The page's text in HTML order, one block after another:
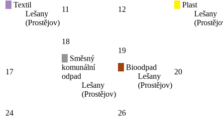
Textil
Lešany
(Prostějov)
11 12
Plast
Lešany
17
18
Směsný
komunální
odpad
Lešany
(Prostějov)
19
Bioodpad
Lešany
(Prostějov)
20
24
26